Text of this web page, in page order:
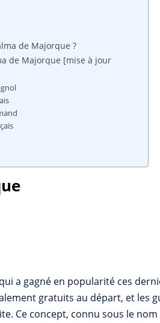
de Majorque ?
de Majorque [mise à jour
a gagné en popularité ces
gratuits au départ, et les
Ce concept, connu sous le nom